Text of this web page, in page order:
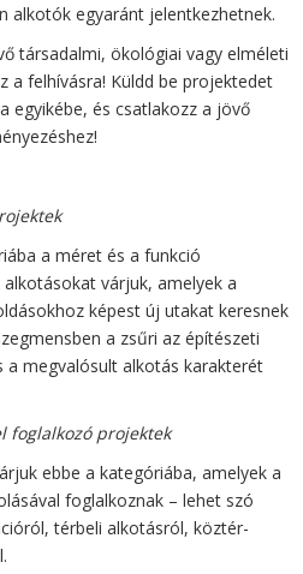
alkotók egyaránt jelentkezhetnek.
társadalmi, ökológiai vagy elméleti
a felhívásra! Küldd be projektedet
egyikébe, és csatlakozz a jövő
a méret és a funkció
várjuk, amelyek a
képest új utakat keresnek
a zsűri az építészeti
megvalósult alkotás karakterét
foglalkozó projektek
ebbe a kategóriába, amelyek a
foglalkoznak – lehet szó
térbeli alkotásról, köztér-